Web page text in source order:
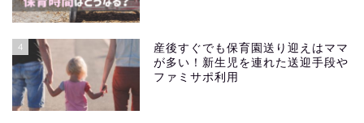
4
産後すぐでも保育園送り迎えはママ
が多い！新生児を連れた送迎手段や
ファミサポ利用